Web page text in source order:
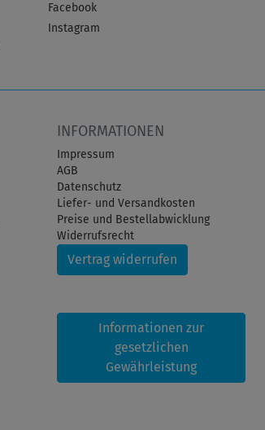
Facebook
Instagram
INFORMATIONEN
Impressum
AGB
Datenschutz
Liefer- und Versandkosten
Preise und Bestellabwicklung
Widerrufsrecht
Vertrag widerrufen
Informationen zur
gesetzlichen
Gewährleistung